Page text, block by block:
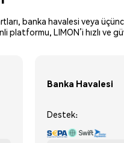
banka havalesi veya
LIMON’i hızlı ve
Banka Havalesi
Destek: